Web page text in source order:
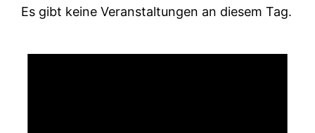
Es gibt keine Veranstaltungen an diesem Tag.